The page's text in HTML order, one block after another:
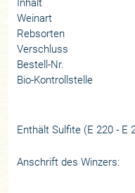
Inhalt
Weinart
Rebsorten
Verschluss
Bestell-Nr.
Bio-Kontrollstelle
Enthält Sulfite (E 220 - E
Anschrift des Winzers: